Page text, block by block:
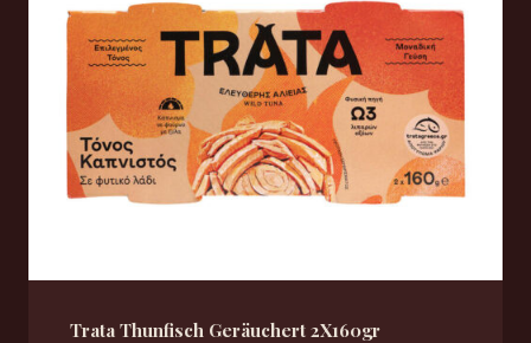
Trata Thunfisch Geräuchert 2X160gr